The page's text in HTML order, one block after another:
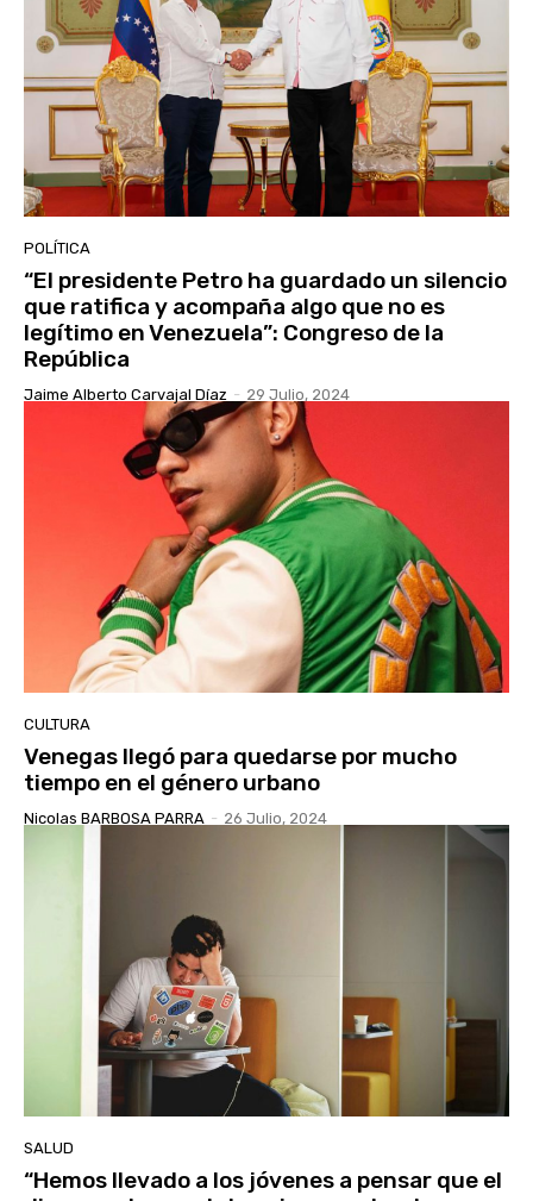
POLÍTICA
“El presidente Petro ha guardado un silencio
que ratifica y acompaña algo que no es
legítimo en Venezuela”: Congreso de la
República
Jaime Alberto Carvajal Díaz - 29 Julio, 2024
CULTURA
Venegas llegó para quedarse por mucho
tiempo en el género urbano
Nicolas BARBOSA PARRA - 26 Julio, 2024
SALUD
“Hemos llevado a los jóvenes a pensar que el